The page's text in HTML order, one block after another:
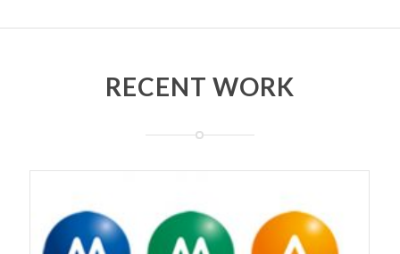
RECENT WORK